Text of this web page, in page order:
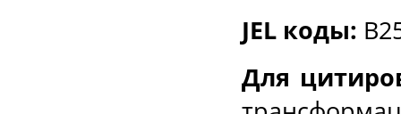
JEL коды:
Для